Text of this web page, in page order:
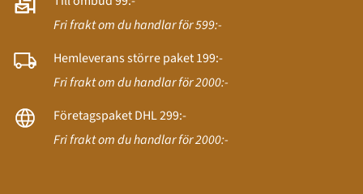
Fri frakt om du handlar för 599:-
Hemleverans större paket 199:-
Fri frakt om du handlar för 2000:-
Företagspaket DHL 299:-
Fri frakt om du handlar för 2000:-